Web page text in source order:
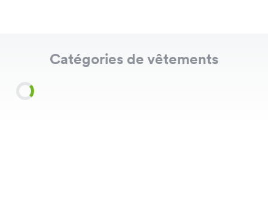
Catégories de vêtements